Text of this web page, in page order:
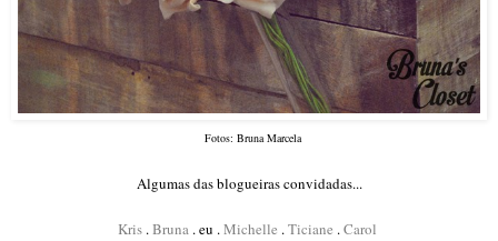
Fotos: Bruna Marcela
Algumas das blogueiras convidadas...
Kris.Bruna. eu .Michelle .Ticiane .Carol